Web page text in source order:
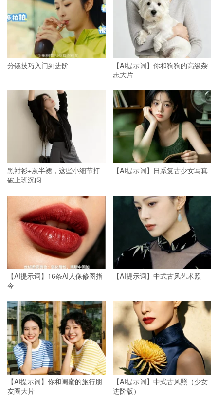
分镜技巧入门到进阶
【AI提示词】你和狗狗的高级杂
志大片
黑衬衫+灰半裙，这些小细节打
破上班沉闷
【AI提示词】日系复古少女写真
【AI提示词】16条AI人像修图指
令
【AI提示词】中式古风艺术照
【AI提示词】你和闺蜜的旅行朋
友圈大片
【AI提示词】中式古风照（少女
进阶版）